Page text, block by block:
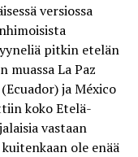
versiossa
pitkin etelän
muassa La Paz
ja México
koko Etelä-
vastaan
ole enää